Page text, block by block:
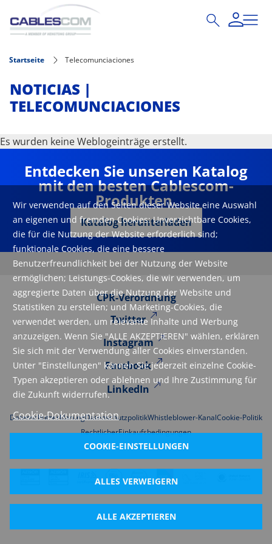
Direkt zum Inhalt
Wir verwenden auf den Seiten dieser Website eine Auswahl
an eigenen und fremden Cookies: Unverzichtbare Cookies,
die für die Nutzung der Website erforderlich sind;
funktionale Cookies, die eine bessere
Benutzerfreundlichkeit bei der Nutzung der Website
ermöglichen; Leistungs-Cookies, die wir verwenden, um
aggregierte Daten über die Nutzung der Website und
Statistiken zu erstellen; und Marketing-Cookies, die
verwendet werden, um relevante Inhalte und Werbung
anzuzeigen. Wenn Sie "ALLE AKZEPTIEREN" wählen, erklären
Sie sich mit der Verwendung aller Cookies einverstanden.
Unter "Einstellungen" können Sie jederzeit einzelne Cookie-
Typen akzeptieren oder ablehnen und Ihre Zustimmung für
die Zukunft widerrufen.
Cookie-Dokumentation
COOKIE-EINSTELLUNGEN
ALLES VERWEIGERN
ALLE AKZEPTIEREN
Startseite Telecomunciaciones
NOTICIAS |
TELECOMUNCIACIONES
Es wurden keine Weblogeinträge erstellt.
Entdecken Sie unseren Katalog
mit den besten Cablescom-
Produkten.
Katalog herunterladen
CPR-Verordnung
Twitter
Instagram
Facebook
LinkedIn
DatenschutzerklarungDatenschutzpolitikWhistleblower-KanalCookie-Politik
RechtlicherEinkaufsbedingungen